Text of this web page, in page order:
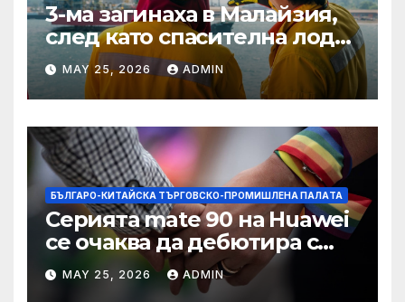
3-ма загинаха в Малайзия,
след като спасителна лодка
падна в морето от
плаващия кораб на
Petronas
MAY 25, 2026 ADMIN
БЪЛГАРО-КИТАЙСКА ТЪРГОВСКО-ПРОМИШЛЕНА ПАЛAТА
Серията mate 90 на Huawei
се очаква да дебютира с
нов чип Kirin тази есен ·
TechNode
MAY 25, 2026 ADMIN